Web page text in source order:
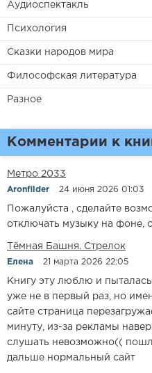
Аудиоспектакль
Психология
Сказки народов мира
Философская литература
Разное
Комментарии к
Метро 2033
Aronfilder 24 июня 2026 01:03
Пожалуйста , сделайте
отключать музыку на фоне,
​​Тёмная Башня. Стрелок
Елена 21 марта 2026 22:05
Книгу эту люблю и
уже не в первый раз, но
сайте страница
минуту, из-за рекламы
слушать невозможно((
дальше нормальный сайт